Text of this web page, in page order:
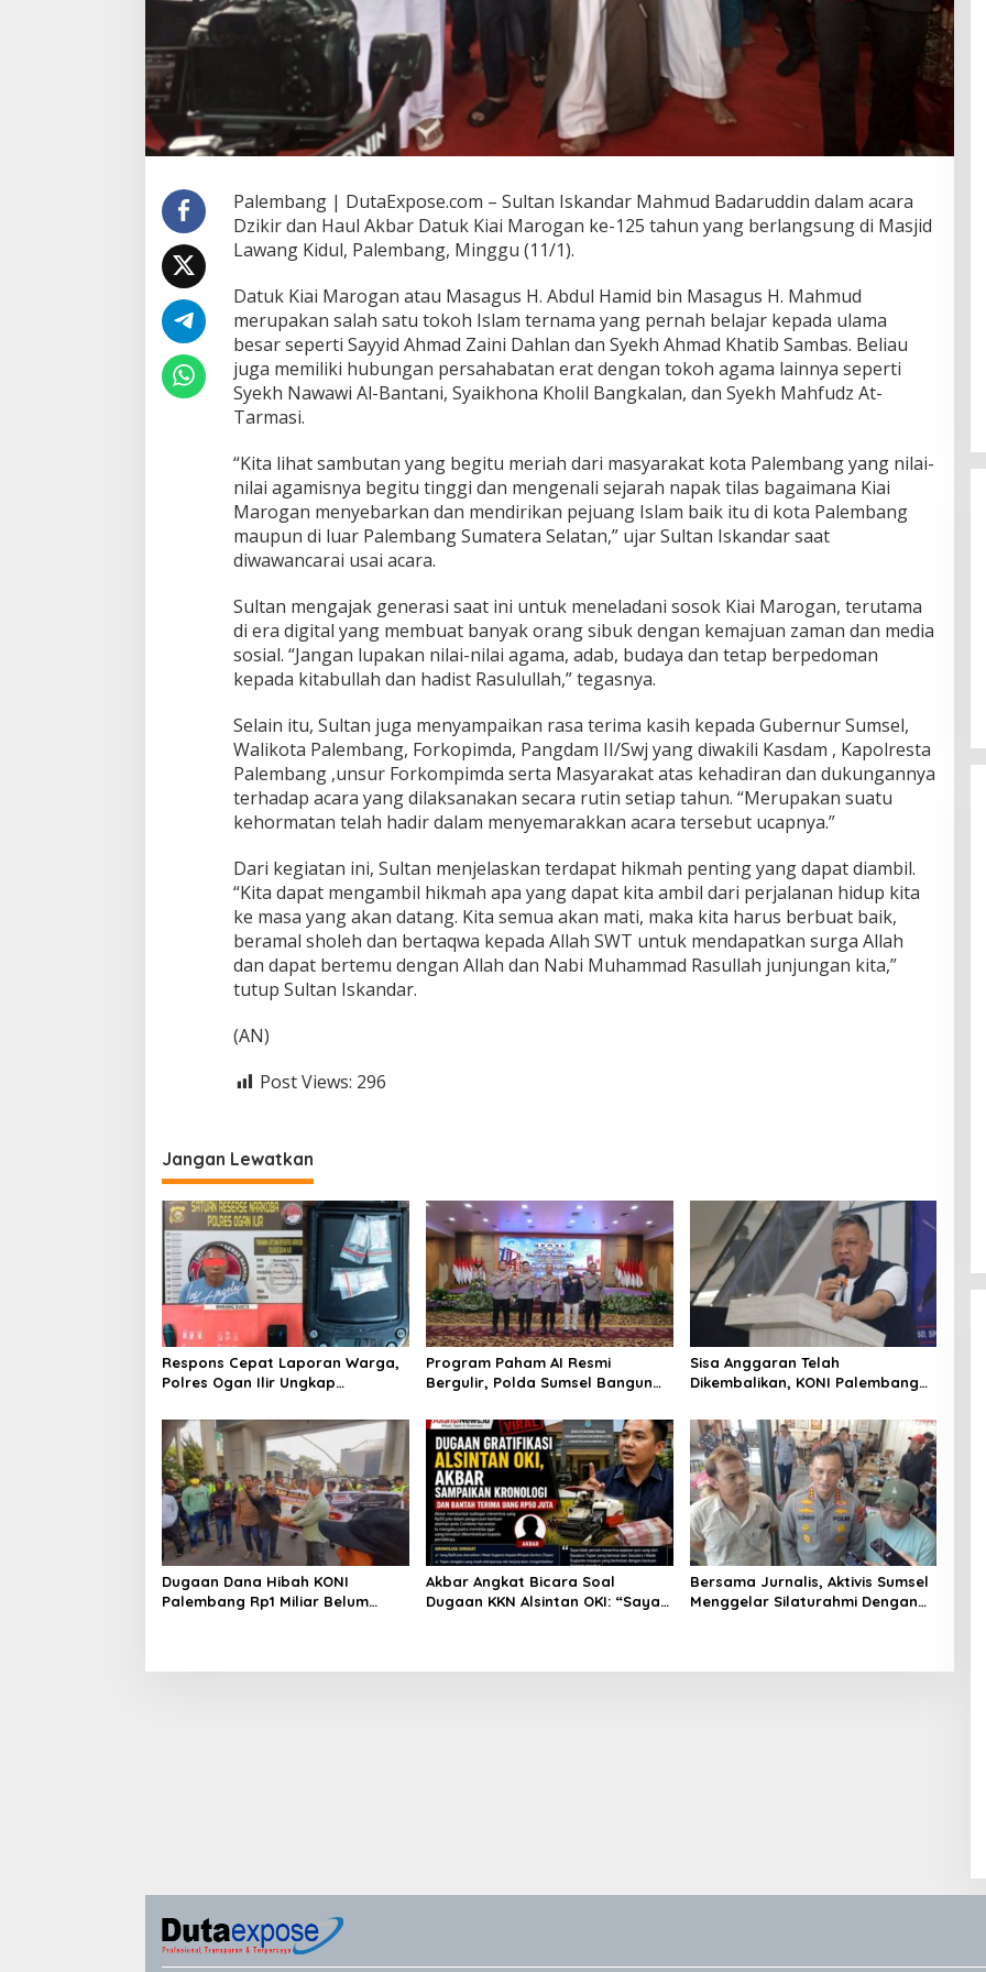
k
e
-
1
2
M
e
a
h
,
S
l
t
a
n
P
a
l
m
b
n
g
A
a
k
J
a
N
l
a
i
B
a
y
a
d
a
n
A
a
Palembang | DutaExpose.com – Sultan Iskandar Mahmud Badaruddin dalam acara
Dzikir dan Haul Akbar Datuk Kiai Marogan ke-125 tahun yang berlangsung di Masjid
Lawang Kidul, Palembang, Minggu (11/1).
Datuk Kiai Marogan atau Masagus H. Abdul Hamid bin Masagus H. Mahmud
merupakan salah satu tokoh Islam ternama yang pernah belajar kepada ulama
besar seperti Sayyid Ahmad Zaini Dahlan dan Syekh Ahmad Khatib Sambas. Beliau
juga memiliki hubungan persahabatan erat dengan tokoh agama lainnya seperti
Syekh Nawawi Al-Bantani, Syaikhona Kholil Bangkalan, dan Syekh Mahfudz At-
Tarmasi.
“Kita lihat sambutan yang begitu meriah dari masyarakat kota Palembang yang nilai-
nilai agamisnya begitu tinggi dan mengenali sejarah napak tilas bagaimana Kiai
Marogan menyebarkan dan mendirikan pejuang Islam baik itu di kota Palembang
maupun di luar Palembang Sumatera Selatan,” ujar Sultan Iskandar saat
diwawancarai usai acara.
Sultan mengajak generasi saat ini untuk meneladani sosok Kiai Marogan, terutama
di era digital yang membuat banyak orang sibuk dengan kemajuan zaman dan media
sosial. “Jangan lupakan nilai-nilai agama, adab, budaya dan tetap berpedoman
kepada kitabullah dan hadist Rasulullah,” tegasnya.
Selain itu, Sultan juga menyampaikan rasa terima kasih kepada Gubernur Sumsel,
Walikota Palembang, Forkopimda, Pangdam II/Swj yang diwakili Kasdam , Kapolresta
Palembang ,unsur Forkompimda serta Masyarakat atas kehadiran dan dukungannya
terhadap acara yang dilaksanakan secara rutin setiap tahun. “Merupakan suatu
kehormatan telah hadir dalam menyemarakkan acara tersebut ucapnya.”
Dari kegiatan ini, Sultan menjelaskan terdapat hikmah penting yang dapat diambil.
“Kita dapat mengambil hikmah apa yang dapat kita ambil dari perjalanan hidup kita
ke masa yang akan datang. Kita semua akan mati, maka kita harus berbuat baik,
beramal sholeh dan bertaqwa kepada Allah SWT untuk mendapatkan surga Allah
dan dapat bertemu dengan Allah dan Nabi Muhammad Rasullah junjungan kita,”
tutup Sultan Iskandar.
(AN)
Post Views: 296
Jangan Lewatkan
Respons Cepat Laporan Warga,
Polres Ogan Ilir Ungkap
Selatan
Program Paham AI Resmi
Bergulir, Polda Sumsel Bangun
Sisa Anggaran Telah
Dikembalikan, KONI Palembang
Dugaan Dana Hibah KONI
Palembang Rp1 Miliar Belum
Akbar Angkat Bicara Soal
Dugaan KKN Alsintan OKI: “Saya
Bersama Jurnalis, Aktivis Sumsel
Menggelar Silaturahmi Dengan
Laksanakan Musyawarah Wilayah
2025
Di Politik | Sabtu, 15-03-2025, | 17:12,